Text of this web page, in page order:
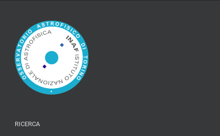
RICERCA